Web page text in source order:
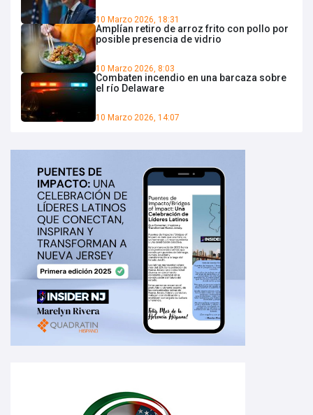
10 Marzo 2026, 18:31
Amplían retiro de arroz frito con pollo por
posible presencia de vidrio
10 Marzo 2026, 8:03
Combaten incendio en una barcaza sobre
el río Delaware
10 Marzo 2026, 14:07